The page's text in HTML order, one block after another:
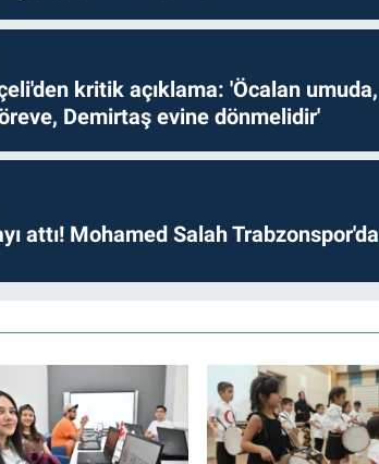
kritik açıklama: 'Öcalan umuda,
Demirtaş evine dönmelidir'
attı! Mohamed Salah Trabzonspor'da